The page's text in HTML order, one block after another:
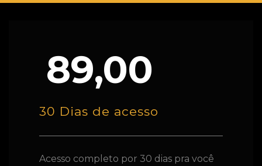
89,00
30 Dias de acesso
Acesso completo por 30 dias pra você